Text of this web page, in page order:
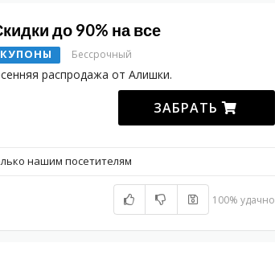
до 90% на все
КУПОНЫ Бессрочный
распродажа от Алишки.
ЗАБРАТЬ
нашим посетителям
100% удачно